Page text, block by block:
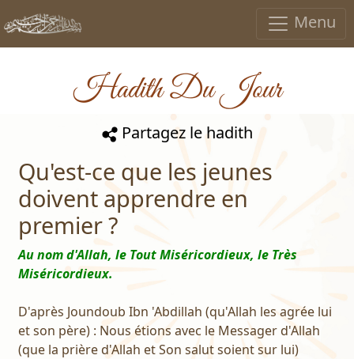
Menu
Hadith Du Jour
Partagez le hadith
Qu'est-ce que les jeunes
doivent apprendre en
premier ?
Au nom d'Allah, le Tout Miséricordieux, le Très
Miséricordieux.
D'après Joundoub Ibn 'Abdillah (qu'Allah les agrée lui
et son père) : Nous étions avec le Messager d'Allah
(que la prière d'Allah et Son salut soient sur lui)